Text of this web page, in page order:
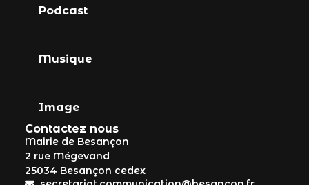
Podcast
Musique
Image
Contactez nous
Mairie de Besançon
2 rue Mégevand
25034 Besançon cedex